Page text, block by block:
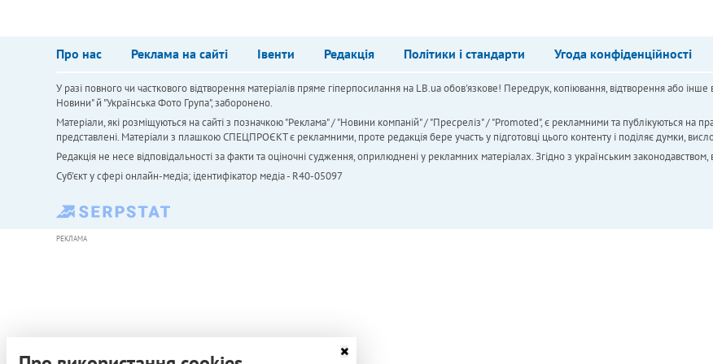
Про нас Реклама на сайті Івенти Редакція Політики і стандарти Угода конфіденційності
У разі повного чи часткового відтворення матеріалів пряме гіперпосилання на LB.ua обов'язкове! Передрук, копіювання, відтворення або інше
Новини" й "Українська Фото Група", заборонено.
Матеріали, які розміщуються на сайті з позначкою "Реклама" / "Новини компаній" / "Пресреліз" / "Promoted", є рекламними та публікуються на
представлені. Матеріали з плашкою СПЕЦПРОЄКТ є рекламними, проте редакція бере участь у підготовці цього контенту і поділяє думки,
Редакція не несе відповідальності за факти та оціночні судження, оприлюднені у рекламних матеріалах. Згідно з українським
Cуб'єкт у сфері онлайн-медіа; ідентифікатор медіа - R40-05097
РЕКЛАМА